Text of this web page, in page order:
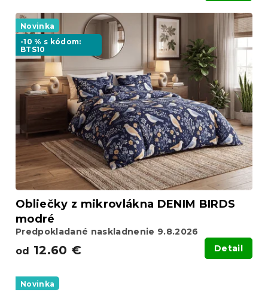
Novinka
-10 % s kódom:
BTS10
Obliečky z mikrovlákna DENIM BIRDS
modré
Predpokladané naskladnenie 9.8.2026
od 12.60 € Detail
Novinka